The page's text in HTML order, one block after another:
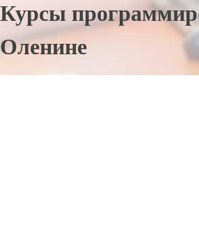
Курсы
Оленине